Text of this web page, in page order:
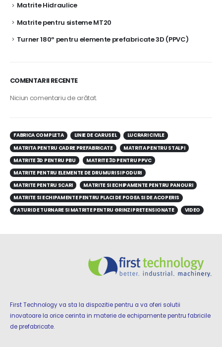
Matrite Hidraulice
Matrite pentru sisteme MT20
Turner 180º pentru elemente prefabricate 3D (PPVC)
COMENTARII RECENTE
Niciun comentariu de arătat.
FABRICA COMPLETA LINIE DE CARUSEL
LUCRARI CIVILE
MATRITA PENTRU CADRE PREFABRICATE
MATRITA PENTRU STALPI
MATRITE 3D PENTRU PBU
MATRITE 3D PENTRU PPVC
MATRITE PENTRU ELEMENTE DE DRUMURI SI PODURI
MATRITE PENTRU SCARI
MATRITE SI ECHIPAMENTE PENTRU PANOURI
MATRITE SI ECHIPAMENTE PENTRU PLACI DE PODEA SI DE ACOPERIS
PATURI DE TURNARE SI MATRITE PENTRU GRINZI PRETENSIONATE
VIDEO
First Technology va sta la dispozitie pentru a va oferi solutii
inovatoare la orice cerinta in materie de echipamente pentru fabricile
de prefabricate.